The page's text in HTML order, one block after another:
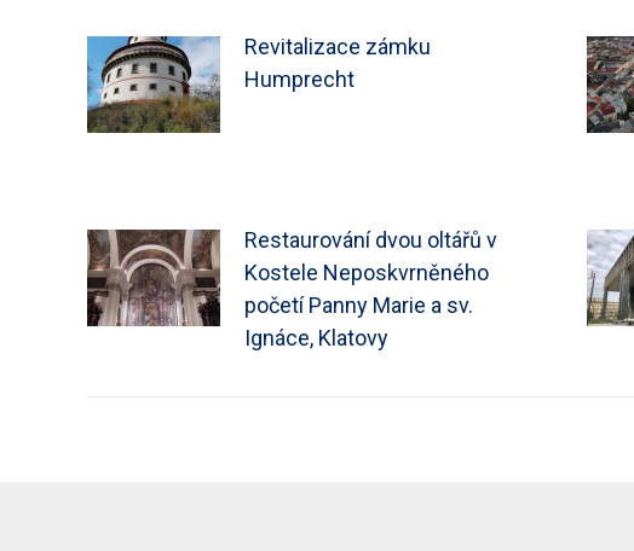
Revitalizace zámku
Humprecht
Restaurování dvou oltářů v
Kostele Neposkvrněného
početí Panny Marie a sv.
Ignáce, Klatovy